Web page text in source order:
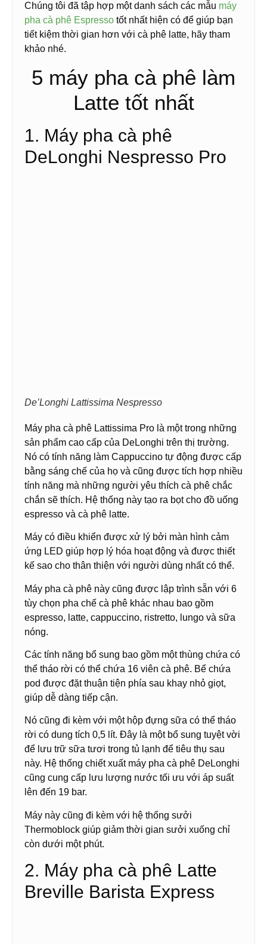
Chúng tôi đã tập hợp một danh sách các mẫu máy
pha cà phê Espresso tốt nhất hiện có để giúp bạn
tiết kiệm thời gian hơn với cà phê latte, hãy tham
khảo nhé.
5 máy pha cà phê làm
Latte tốt nhất
1. Máy pha cà phê
DeLonghi Nespresso Pro
De’Longhi Lattissima Nespresso
Máy pha cà phê Lattissima Pro là một trong những
sản phẩm cao cấp của DeLonghi trên thị trường.
Nó có tính năng làm Cappuccino tự động được cấp
bằng sáng chế của họ và cũng được tích hợp nhiều
tính năng mà những người yêu thích cà phê chắc
chắn sẽ thích. Hệ thống này tạo ra bọt cho đồ uống
espresso và cà phê latte.
Máy có điều khiển được xử lý bởi màn hình cảm
ứng LED giúp hợp lý hóa hoạt động và được thiết
kế sao cho thân thiện với người dùng nhất có thể.
Máy pha cà phê này cũng được lập trình sẵn với 6
tùy chọn pha chế cà phê khác nhau bao gồm
espresso, latte, cappuccino, ristretto, lungo và sữa
nóng.
Các tính năng bổ sung bao gồm một thùng chứa có
thể tháo rời có thể chứa 16 viên cà phê. Bể chứa
pod được đặt thuận tiện phía sau khay nhỏ giọt,
giúp dễ dàng tiếp cận.
Nó cũng đi kèm với một hộp đựng sữa có thể tháo
rời có dung tích 0,5 lít. Đây là một bổ sung tuyệt vời
để lưu trữ sữa tươi trong tủ lạnh để tiêu thụ sau
này. Hệ thống chiết xuất máy pha cà phê DeLonghi
cũng cung cấp lưu lượng nước tối ưu với áp suất
lên đến 19 bar.
Máy này cũng đi kèm với hệ thống sưởi
Thermoblock giúp giảm thời gian sưởi xuống chỉ
còn dưới một phút.
2. Máy pha cà phê Latte
Breville Barista Express